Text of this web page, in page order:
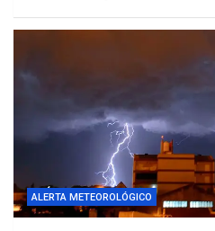
ALERTA METEOROLÓGICO